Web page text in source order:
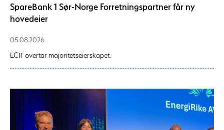
SpareBank 1 Sør-Norge Forretningspartner får ny
hovedeier
05.08.2026
ECIT overtar majoritetseierskapet.